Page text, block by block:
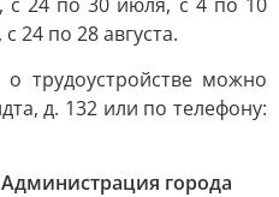
24 по 28 августа.
трудоустройстве можно
д. 132 или по телефону:
города